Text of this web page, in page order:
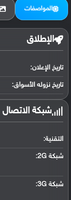
المواصفات
الإطلاق
تاريخ الإعلان:
تاريخ نزوله الأسواق:
شبكة الاتصال
التقنية:
شبكة 2G:
شبكة 3G :